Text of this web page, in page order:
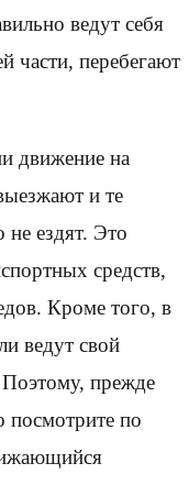
ведут себя
части, перебегают
движение на
и те
ездят. Это
средств,
Кроме того, в
ведут свой
прежде
посмотрите по